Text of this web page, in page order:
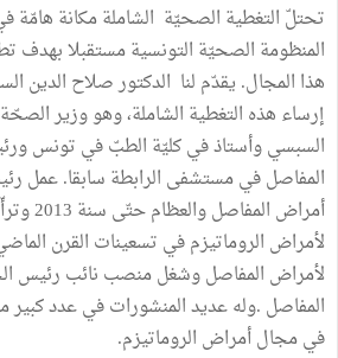
تحتلّ التغطية الصحيّة الشاملة مكانة
المنظومة الصحيّة التونسية مستقبلا بهدف
هذا المجال. يقدّم لنا الدكتور صلاح الدين
إرساء هذه التغطية الشاملة، وهو وزير
السبسي وأستاذ في كليّة الطبّ في تونس
المفاصل في مستشفى الرابطة سابقا. عمل
أمراض
لأمراض الروماتيزم في تسعينات القرن
لأمراض المفاصل وشغل منصب نائب رئيس
المفاصل .وله عديد المنشورات في عدد
في مجال أمراض الروماتيزم.